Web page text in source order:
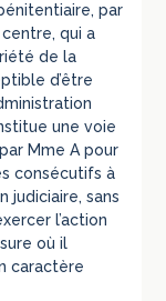
par
qui a
de la
d’être
une voie
Mme A pour
consécutifs à
sans
l’action
où il
caractère